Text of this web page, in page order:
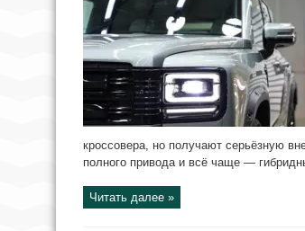
кроссовера, но получают серьёзную
полного привода и всё чаще —
Читать далее »